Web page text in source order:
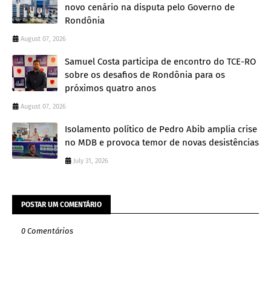
novo cenário na disputa pelo Governo de
Rondônia
August 07, 2026
Samuel Costa participa de encontro do TCE-RO
sobre os desafios de Rondônia para os
próximos quatro anos
August 07, 2026
Isolamento político de Pedro Abib amplia crise
no MDB e provoca temor de novas desistências
July 31, 2026
POSTAR UM COMENTÁRIO
0 Comentários